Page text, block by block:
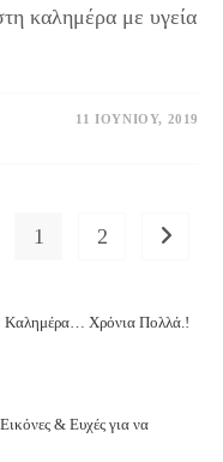
καλημέρα με υγεία
11 ΙΟΥΝΊΟΥ, 2019
1 2 Go to
Χρόνια Πολλά.!
& Ευχές για να